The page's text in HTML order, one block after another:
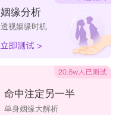
姻缘分析
透视姻缘时机
命中注定另一半
单身姻缘大解析